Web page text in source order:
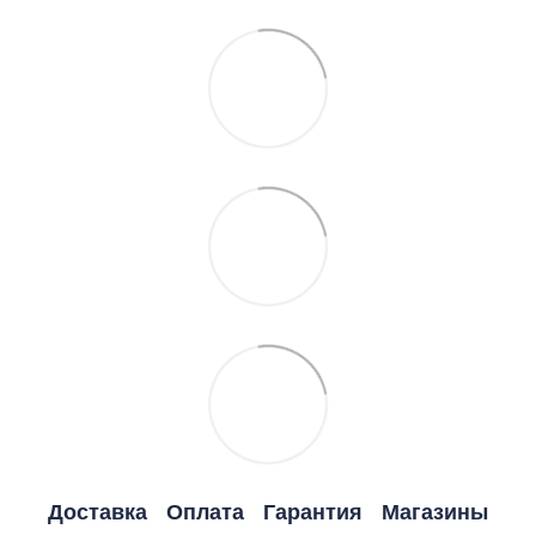
Доставка Оплата Гарантия Магазины